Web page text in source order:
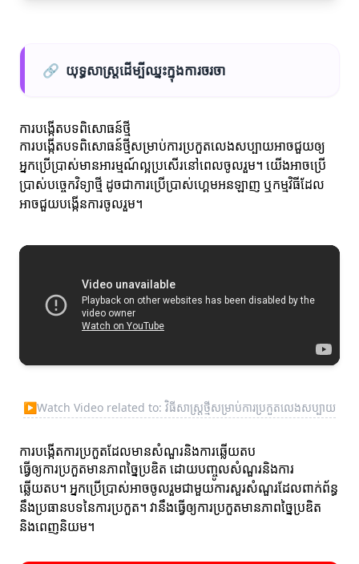
🔗 យុទ្ធសាស្រ្តដើម្បីឈ្នះក្នុងការចរចា
ការបង្កើតបទពិសោធន៍ថ្មី
ការបង្កើតបទពិសោធន៍ថ្មីសម្រាប់ការប្រកួតលេងសប្បាយអាចជួយឲ្យ
អ្នកប្រើប្រាស់មានអារម្មណ៍ល្អប្រសើរនៅពេលចូលរួម។ យើងអាចប្រើ
ប្រាស់បច្ចេកវិទ្យាថ្មី ដូចជាការប្រើប្រាស់ហ្គេមអនឡាញ ឬកម្មវិធីដែល
អាចជួយបង្កើនការចូលរួម។
▶Watch Video related to: វិធីសាស្ត្រថ្មីសម្រាប់ការប្រកួតលេងសប្បាយ
ការបង្កើតការប្រកួតដែលមានសំណួរនិងការឆ្លើយតប
ធ្វើឲ្យការប្រកួតមានភាពច្នៃប្រឌិត ដោយបញ្ចូលសំណួរនិងការ
ឆ្លើយតប។ អ្នកប្រើប្រាស់អាចចូលរួមជាមួយការសួរសំណួរដែលពាក់ព័ន្ធ
នឹងប្រធានបទនៃការប្រកួត។ វានឹងធ្វើឲ្យការប្រកួតមានភាពច្នៃប្រឌិត
និងពេញនិយម។